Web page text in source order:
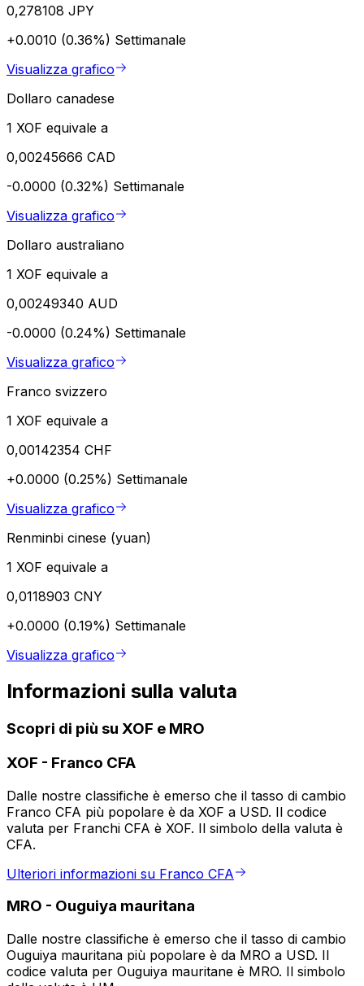
0,278108 JPY
+0.0010 (0.36%) Settimanale
Visualizza grafico
Dollaro canadese
1 XOF equivale a
0,00245666 CAD
-0.0000 (0.32%) Settimanale
Visualizza grafico
Dollaro australiano
1 XOF equivale a
0,00249340 AUD
-0.0000 (0.24%) Settimanale
Visualizza grafico
Franco svizzero
1 XOF equivale a
0,00142354 CHF
+0.0000 (0.25%) Settimanale
Visualizza grafico
Renminbi cinese (yuan)
1 XOF equivale a
0,0118903 CNY
+0.0000 (0.19%) Settimanale
Visualizza grafico
Informazioni sulla valuta
Scopri di più su XOF e MRO
XOF - Franco CFA
Dalle nostre classifiche è emerso che il tasso di cambio
Franco CFA più popolare è da XOF a USD. Il codice
valuta per Franchi CFA è XOF. Il simbolo della valuta è
CFA.
Ulteriori informazioni su Franco CFA
MRO - Ouguiya mauritana
Dalle nostre classifiche è emerso che il tasso di cambio
Ouguiya mauritana più popolare è da MRO a USD. Il
codice valuta per Ouguiya mauritane è MRO. Il simbolo